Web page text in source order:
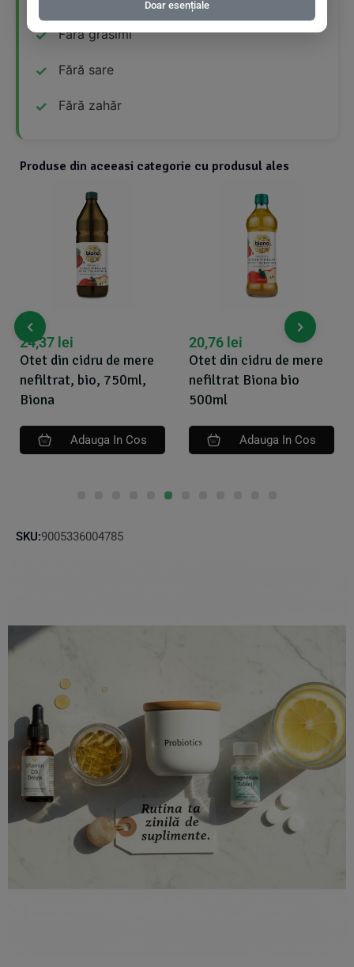
Fără grăsimi
Fără sare
Fără zahăr
Produse din aceeasi categorie cu produsul ales
Otet din cidru de mere
nefiltrat, bio, 750ml,
Biona
24,37 lei
Adauga In Cos
Otet din cidru de mere
nefiltrat Biona bio
500ml
20,76 lei
Adauga In Cos
SKU:9005336004785
Doar esențiale